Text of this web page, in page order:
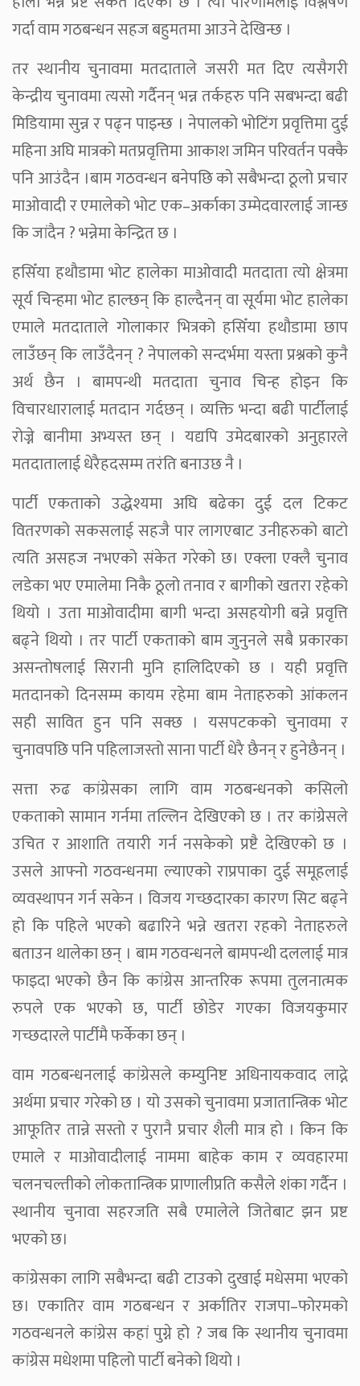
गर्दा वाम गठबन्धन सहज बहुमतमा आउने देखिन्छ ।
तर स्थानीय चुनावमा मतदाताले जसरी मत दिए त्यसैगरी
केन्द्रीय चुनावमा त्यसो गर्दैनन् भन्न तर्कहरु पनि सबभन्दा बढी
मिडियामा सुन्न र पढ्न पाइन्छ । नेपालको भोटिंग प्रवृत्तिमा दुई
महिना अघि मात्रको मतप्रवृत्तिमा आकाश जमिन परिवर्तन पक्कै
पनि आउंदैन ।बाम गठवन्धन बनेपछि को सबैभन्दा ठूलो प्रचार
माओवादी र एमालेको भोट एक–अर्काका उम्मेदवारलाई जान्छ
कि जांदैन ? भन्नेमा केन्द्रित छ ।
हसिँया हथौडामा भोट हालेका माओवादी मतदाता त्यो क्षेत्रमा
सूर्य चिन्हमा भोट हाल्छन् कि हाल्दैनन् वा सूर्यमा भोट हालेका
एमाले मतदाताले गोलाकार भित्रको हसिँया हथौडामा छाप
लाउँछन् कि लाउँदैनन् ? नेपालको सन्दर्भमा यस्ता प्रश्नको कुनै
अर्थ छैन । बामपन्थी मतदाता चुनाव चिन्ह होइन कि
विचारधारालाई मतदान गर्दछन् । व्यक्ति भन्दा बढी पार्टीलाई
रोज्ने बानीमा अभ्यस्त छन् । यद्यपि उमेदबारको अनुहारले
मतदातालाई धेरैहदसम्म तरंति बनाउछ नै ।
पार्टी एकताको उद्धेश्यमा अघि बढेका दुई दल टिकट
वितरणको सकसलाई सहजै पार लागएबाट उनीहरुको बाटो
त्यति असहज नभएको संकेत गरेको छ। एक्ला एक्लै चुनाव
लडेका भए एमालेमा निकै ठूलो तनाव र बागीको खतरा रहेको
थियो । उता माओवादीमा बागी भन्दा असहयोगी बन्ने प्रवृत्ति
बढ्ने थियो । तर पार्टी एकताको बाम जुनुनले सबै प्रकारका
असन्तोषलाई सिरानी मुनि हालिदिएको छ । यही प्रवृत्ति
मतदानको दिनसम्म कायम रहेमा बाम नेताहरुको आंकलन
सही सावित हुन पनि सक्छ । यसपटकको चुनावमा र
चुनावपछि पनि पहिलाजस्तो साना पार्टी धेरै छैनन् र हुनेछैनन् ।
सत्ता रुढ कांग्रेसका लागि वाम गठबन्धनको कसिलो
एकताको सामान गर्नमा तल्लिन देखिएको छ । तर कांग्रेसले
उचित र आशाति तयारी गर्न नसकेको प्रष्टै देखिएको छ ।
उसले आफ्नो गठवन्धनमा ल्याएको राप्रपाका दुई समूहलाई
व्यवस्थापन गर्न सकेन । विजय गच्छदारका कारण सिट बढ्ने
हो कि पहिले भएको बढारिने भन्ने खतरा रहको नेताहरुले
बताउन थालेका छन् । बाम गठवन्धनले बामपन्थी दललाई मात्र
फाइदा भएको छैन कि कांग्रेस आन्तरिक रूपमा तुलनात्मक
रुपले एक भएको छ, पार्टी छोडेर गएका विजयकुमार
गच्छदारले पार्टीमै फर्केका छन् ।
वाम गठबन्धनलाई कांग्रेसले कम्युनिष्ट अधिनायकवाद लाद्ने
अर्थमा प्रचार गरेको छ । यो उसको चुनावमा प्रजातान्त्रिक भोट
आफूतिर तान्ने सस्तो र पुरानै प्रचार शैली मात्र हो । किन कि
एमाले र माओवादीलाई नाममा बाहेक काम र व्यवहारमा
चलनचल्तीको लोकतान्त्रिक प्राणालीप्रति कसैले शंका गर्दैन ।
स्थानीय चुनावा सहरजति सबै एमालेले जितेबाट झन प्रष्ट
भएको छ।
कांग्रेसका लागि सबैभन्दा बढी टाउको दुखाई मधेसमा भएको
छ। एकातिर वाम गठबन्धन र अर्कातिर राजपा–फोरमको
गठवन्धनले कांग्रेस कहां पुग्ने हो ? जब कि स्थानीय चुनावमा
कांग्रेस मधेशमा पहिलो पार्टी बनेको थियो ।